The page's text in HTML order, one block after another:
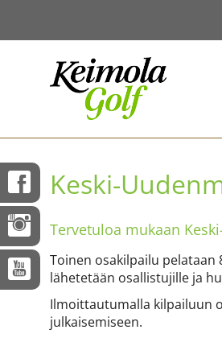
Keski-
Tervetuloa mukaan
Toinen osakilpailu
lähetetään osallistujille ja
Ilmoittautumalla kilpailuun
julkaisemiseen.